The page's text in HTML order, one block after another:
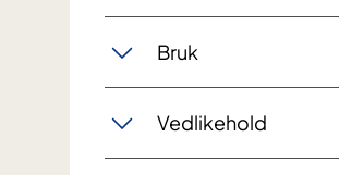
Bruk
Vedlikehold